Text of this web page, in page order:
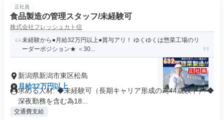
正社員
食品製造の管理スタッフ/未経験可
株式会社フレッシュカト信
未経験から●月給32万円以上●賞与アリ！ ゆくゆくは惣菜工場のリ
ーダーポジション★ ＜30...
新潟県新潟市東区松島
月給32万円以上
求める人材: ◆未経験可（長期キャリア形成の為44歳以下） ◆
深夜勤務を含む為18...
交通費支給